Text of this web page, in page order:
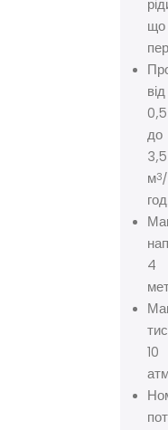
що
від
0,5
до
3,5
м3/
4
10